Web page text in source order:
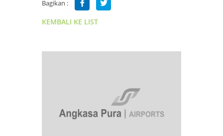
Bagikan :
KEMBALI KE LIST